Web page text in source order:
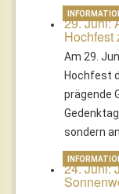
29. Juni:
Hochfest
Am 29.
Hochfest
prägende
sondern
24. Juni: